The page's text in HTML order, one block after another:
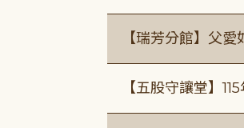
【瑞芳分館】父
【五股守讓堂】